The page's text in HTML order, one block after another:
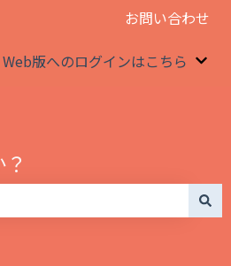
お問い合わせ
Web版へのログインはこちら